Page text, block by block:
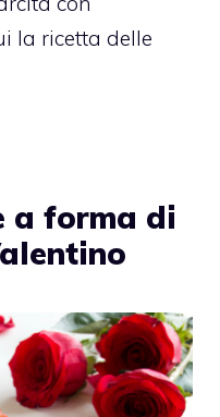
la ricetta delle
a forma di